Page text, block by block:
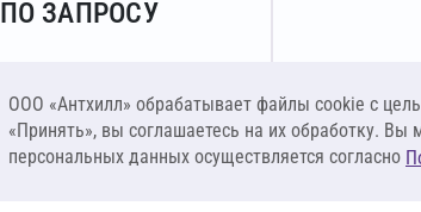
ПО ЗАПРОСУ
Оставить заявку
ООО «Антхилл» обрабатывает файлы cookie c
«Принять», вы соглашаетесь на их обработку.
персональных данных осуществляется согласно